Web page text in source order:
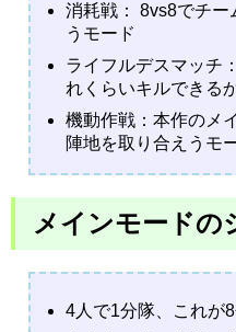
消耗戦： 8vs8でチ
うモード
ライフルデスマッチ
れくらいキルできる
機動作戦：本作のメ
陣地を取り合えうモ
メインモードの
4人で1分隊、これが